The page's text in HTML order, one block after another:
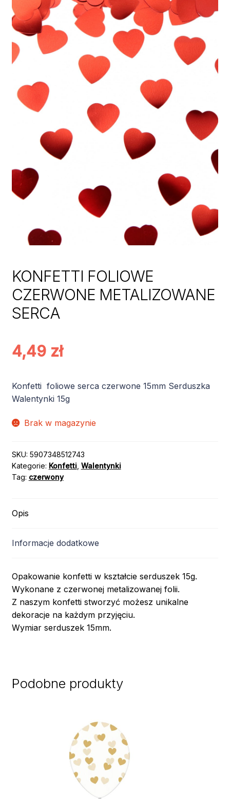
Moje konto
Koszyk
KONFETTI FOLIOWE
CZERWONE METALIZOWANE
SERCA
4,49 zł
Konfetti foliowe serca czerwone 15mm Serduszka
Walentynki 15g
Brak w magazynie
SKU: 5907348512743
Kategorie: Konfetti, Walentynki
Tag: czerwony
Opis
Informacje dodatkowe
Opakowanie konfetti w kształcie serduszek 15g.
Wykonane z czerwonej metalizowanej folii.
Z naszym konfetti stworzyć możesz unikalne
dekoracje na każdym przyjęciu.
Wymiar serduszek 15mm.
Podobne produkty